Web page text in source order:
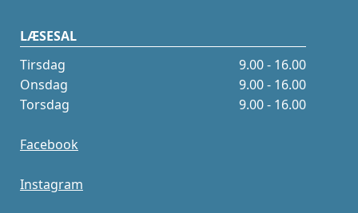
LÆSESAL
Tirsdag
9.00 - 16.00
Onsdag
9.00 - 16.00
Torsdag
9.00 - 16.00
Facebook
Instagram